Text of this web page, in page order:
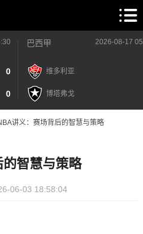
0
0
巴西甲 2026-08-17
维多利亚
博塔弗戈
讲义：赛场背后的智慧与策略
智慧与策略
06-03 18:58:04